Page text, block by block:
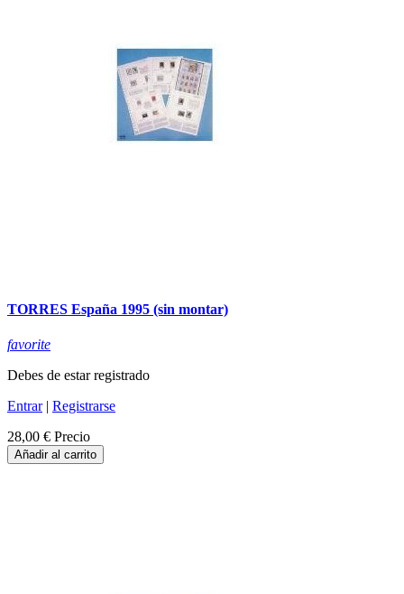
TORRES España 1995 (sin montar)
favorite
Debes de estar registrado
Entrar| Registrarse
28,00 € Precio
Añadir al carrito